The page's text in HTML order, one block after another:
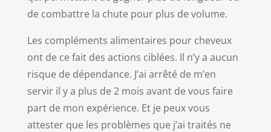
de combattre la chute pour plus de volume.
Les compléments alimentaires pour cheveux
ont de ce fait des actions ciblées. Il n’y a aucun
risque de dépendance. J’ai arrêté de m’en
servir il y a plus de 2 mois avant de vous faire
part de mon expérience. Et je peux vous
attester que les problèmes que j’ai traités ne